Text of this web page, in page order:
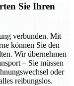
Sie Ihren
verbunden. Mit
können Sie den
Wir übernehmen
– Sie müssen
oder
reibungslos.